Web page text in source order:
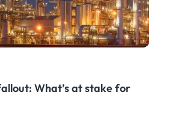
What’s at stake for